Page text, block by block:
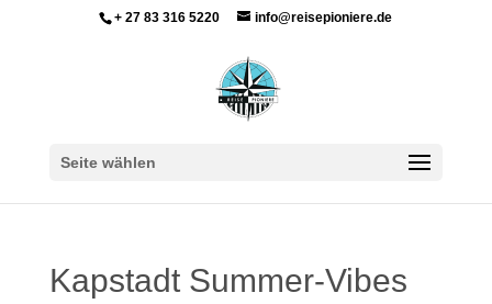
+ 27 83 316 5220 info@reisepioniere.de
Seite wählen
Kapstadt Summer-Vibes